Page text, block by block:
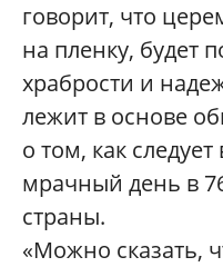
говорит, что
на пленку, будет
храбрости и
лежит в основе
о том, как
мрачный день в
страны.
«Можно сказать,